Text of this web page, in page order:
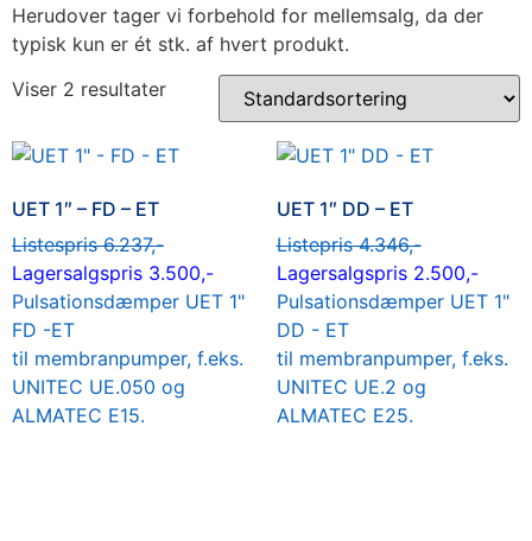
Herudover tager vi forbehold for mellemsalg, da der
typisk kun er ét stk. af hvert produkt.
Viser 2 resultater
UET 1″ – FD – ET
Listespris 6.237,-
Lagersalgspris 3.500,-
Pulsationsdæmper UET 1"
FD -ET
til membranpumper, f.eks.
UNITEC UE.050 og
ALMATEC E15.
UET 1″ DD – ET
Listepris 4.346,-
Lagersalgspris 2.500,-
Pulsationsdæmper UET 1"
DD - ET
til membranpumper, f.eks.
UNITEC UE.2 og
ALMATEC E25.